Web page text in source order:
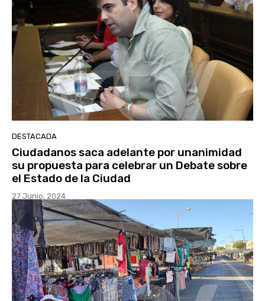
DESTACADA
Ciudadanos saca adelante por unanimidad
su propuesta para celebrar un Debate sobre
el Estado de la Ciudad
27 Junio, 2024